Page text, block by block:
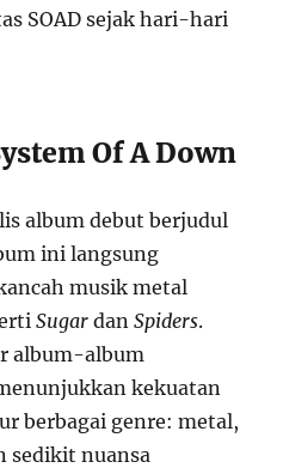
SOAD sejak hari-hari
Of A Down
album debut berjudul
ini langsung
musik metal
Sugar danSpiders.
album-album
kekuatan
berbagai genre: metal,
sedikit nuansa